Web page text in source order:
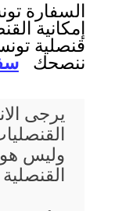
السفارة
إمكانية
قنصلية
ننصحك
يرجى
وليس